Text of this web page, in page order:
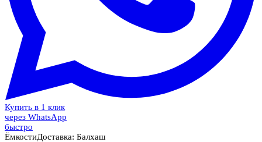
Купить в 1 клик
через WhatsApp
быстро
ЁмкостиДоставка: Балхаш